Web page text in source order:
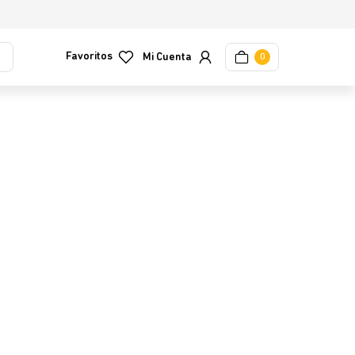
Favoritos 0